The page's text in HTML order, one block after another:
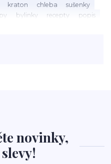
kraton chleba
sušenky
bylinky recepty
popis
novinky,